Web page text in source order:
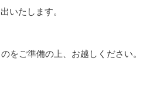
いたします。
をご準備の上、お越しください。